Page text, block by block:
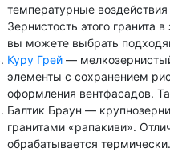
температурные
Зернистость этого гранита
вы можете выбрать
Куру Грей— мелкозернистый
элементы с сохранением
оформления вентфасадов.
Балтик Браун —
гранитами «рапакиви».
обрабатывается